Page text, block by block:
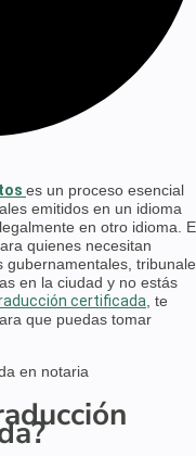
es un proceso esencial
emitidos en un idioma
en otro idioma.
quienes necesitan
gubernamentales,
en la ciudad y no estás
certificada , te
que puedas tomar